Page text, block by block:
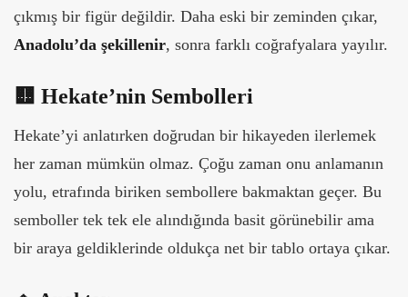
çıkmış bir figür değildir. Daha eski bir zeminden çıkar,
Anadolu’da şekillenir, sonra farklı coğrafyalara yayılır.
🟨 Hekate’nin Sembolleri
Hekate’yi anlatırken doğrudan bir hikayeden ilerlemek
her zaman mümkün olmaz. Çoğu zaman onu anlamanın
yolu, etrafında biriken sembollere bakmaktan geçer. Bu
semboller tek tek ele alındığında basit görünebilir ama
bir araya geldiklerinde oldukça net bir tablo ortaya çıkar.